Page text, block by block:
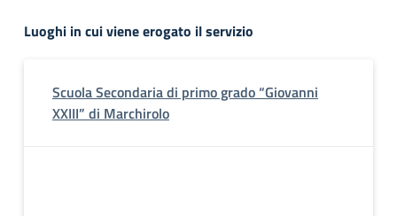
Luoghi in cui viene erogato il servizio
Scuola Secondaria di primo grado “Giovanni
XXIII” di Marchirolo